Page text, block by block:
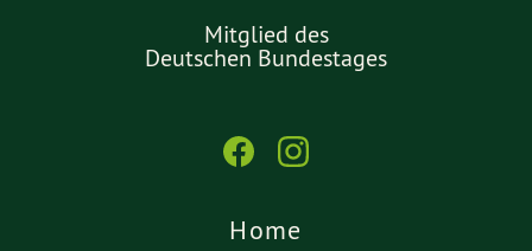
Mitglied des
Deutschen Bundestages
Home